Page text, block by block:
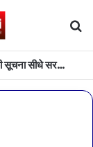
बीमारी रोकने की ताक़त आपके पास, संदिग्ध मामलों की सूचना सीधे सरकार तक पहुंचाएं